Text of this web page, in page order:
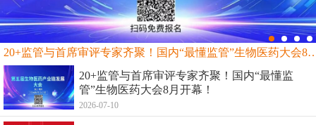
20+监管与首席审评专家齐聚！国内“最
20+监管与首席审评专家齐聚！国内“最懂监
管”生物医药大会8月开幕！
2026-07-10